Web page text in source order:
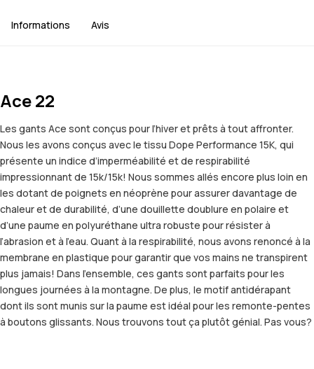
Informations Avis
Ace 22
Les gants Ace sont conçus pour l’hiver et prêts à tout affronter.
Nous les avons conçus avec le tissu Dope Performance 15K, qui
présente un indice d’imperméabilité et de respirabilité
impressionnant de 15k/15k! Nous sommes allés encore plus loin en
les dotant de poignets en néoprène pour assurer davantage de
chaleur et de durabilité, d’une douillette doublure en polaire et
d’une paume en polyuréthane ultra robuste pour résister à
l’abrasion et à l’eau. Quant à la respirabilité, nous avons renoncé à la
membrane en plastique pour garantir que vos mains ne transpirent
plus jamais! Dans l’ensemble, ces gants sont parfaits pour les
longues journées à la montagne. De plus, le motif antidérapant
dont ils sont munis sur la paume est idéal pour les remonte-pentes
à boutons glissants. Nous trouvons tout ça plutôt génial. Pas vous?